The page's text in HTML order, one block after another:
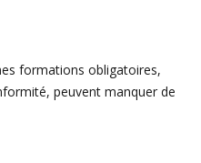
formations obligatoires,
peuvent manquer de